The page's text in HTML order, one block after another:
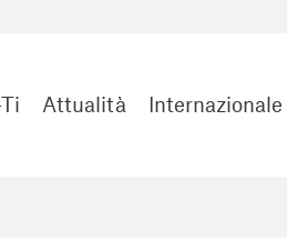
Attualità Internazionale